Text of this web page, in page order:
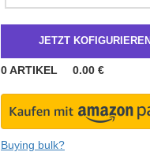
JETZT
0ARTIKEL 0.00 €
Buying bulk?